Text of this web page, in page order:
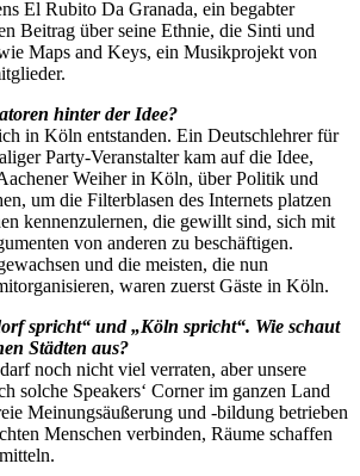
El Rubito Da Granada, ein begabter
Beitrag über seine Ethnie, die Sinti und
Maps and Keys, ein Musikprojekt von
hinter der Idee?
in Köln entstanden. Ein Deutschlehrer für
Party-Veranstalter kam auf die Idee,
Weiher in Köln, über Politik und
um die Filterblasen des Internets platzen
kennenzulernen, die gewillt sind, sich mit
von anderen zu beschäftigen.
und die meisten, die nun
waren zuerst Gäste in Köln.
spricht“ und „Köln spricht“. Wie schaut
Städten aus?
noch nicht viel verraten, aber unsere
solche Speakers‘ Corner im ganzen Land
Meinungsäußerung und -bildung betrieben
Menschen verbinden, Räume schaffen